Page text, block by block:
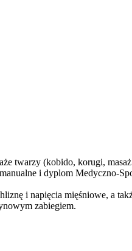
twarzy (kobido, korugi, masaż
i dyplom Medyczno-
i napięcia mięśniowe, a
zabiegiem.